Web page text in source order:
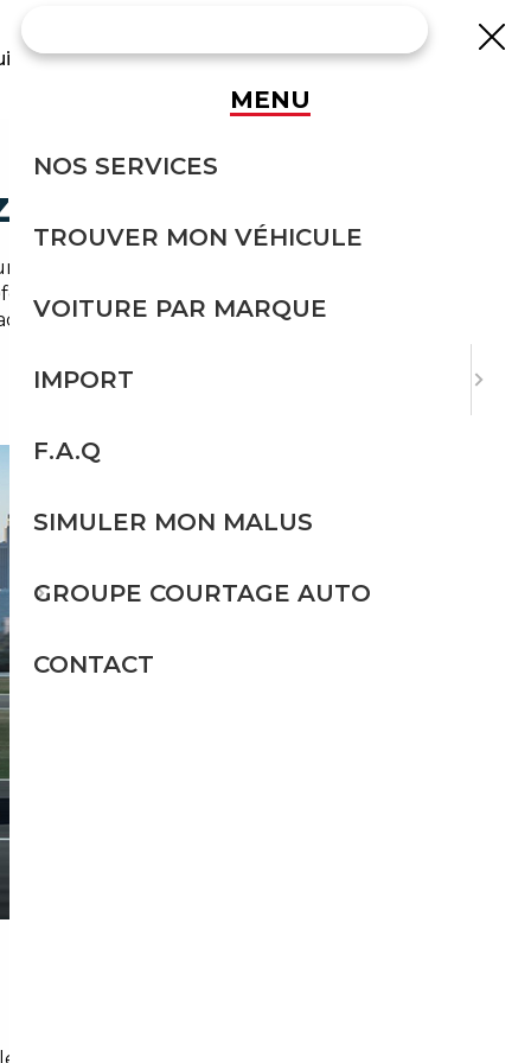
TOUTE SÉCURITÉ
de véhicules sont souvent bien informés —
en ligne, le marché local ne reflète pas
achat.
MENU
NOS SERVICES
TROUVER MON VÉHICULE
VOITURE PAR MARQUE
IMPORT
F.A.Q
SIMULER MON MALUS
GROUPE COURTAGE AUTO
CONTACT